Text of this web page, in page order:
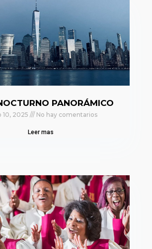
PANORÁMICO
10, 2025 No hay comentarios
Leer mas